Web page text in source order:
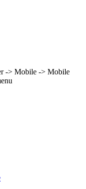
-> Mobile -> Mobile